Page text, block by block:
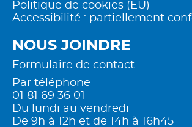
Politique de cookies (EU)
Accessibilité : partiellement
NOUS JOINDRE
Formulaire de contact
Par téléphone
01 81 69 36 01
Du lundi au vendredi
De 9h à 12h et de 14h à 16h45